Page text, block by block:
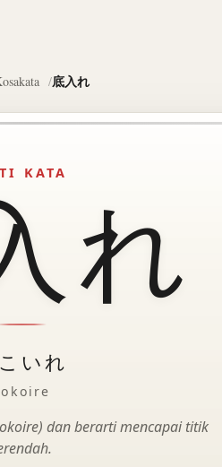
底入れ
KATA
れ
いれ
dan berarti mencapai titik